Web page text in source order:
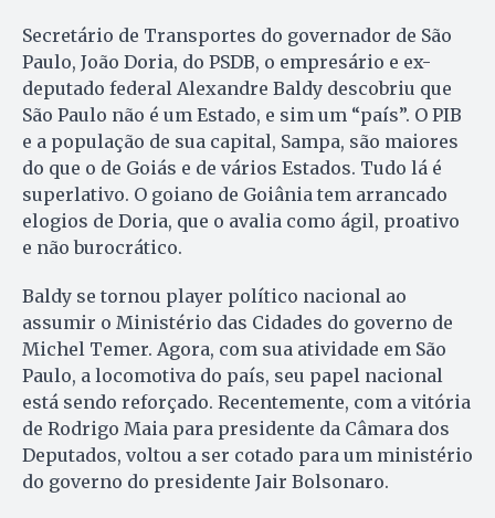
Secretário de Transportes do governador de São
Paulo, João Doria, do PSDB, o empresário e ex-
deputado federal Alexandre Baldy descobriu que
São Paulo não é um Estado, e sim um “país”. O PIB
e a população de sua capital, Sampa, são maiores
do que o de Goiás e de vários Estados. Tudo lá é
superlativo. O goiano de Goiânia tem arrancado
elogios de Doria, que o avalia como ágil, proativo
e não burocrático.
Baldy se tornou player político nacional ao
assumir o Ministério das Cidades do governo de
Michel Temer. Agora, com sua atividade em São
Paulo, a locomotiva do país, seu papel nacional
está sendo reforçado. Recentemente, com a vitória
de Rodrigo Maia para presidente da Câmara dos
Deputados, voltou a ser cotado para um ministério
do governo do presidente Jair Bolsonaro.